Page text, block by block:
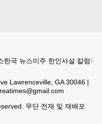
한국 뉴스미주 한인사설 칼럼구
Lawrenceville, GA 30046 |
무단 전재 및 재배포